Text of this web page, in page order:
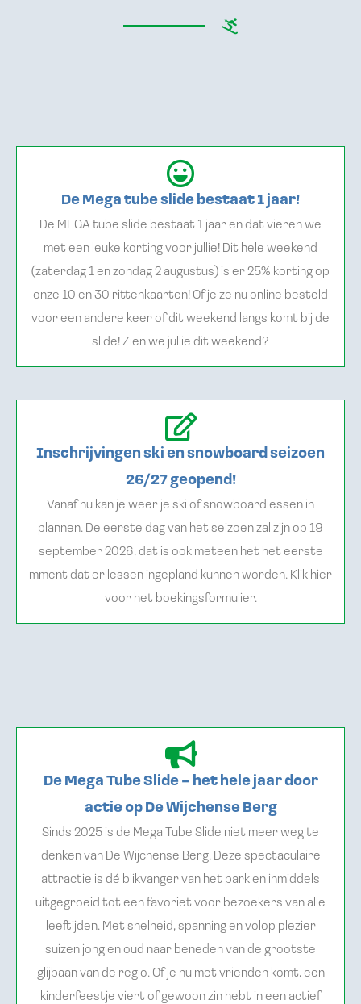
De Mega Tube Slide – het hele jaar door
actie op De Wijchense Berg
Sinds 2025 is de Mega Tube Slide niet meer weg te
denken van De Wijchense Berg. Deze spectaculaire
attractie is dé blikvanger van het park en inmiddels
uitgegroeid tot een favoriet voor bezoekers van alle
leeftijden. Met snelheid, spanning en volop plezier
suizen jong en oud naar beneden van de grootste
glijbaan van de regio. Of je nu met vrienden komt, een
kinderfeestje viert of gewoon zin hebt in een actief
De Mega tube slide bestaat 1 jaar!
De MEGA tube slide bestaat 1 jaar en dat vieren we
met een leuke korting voor jullie! Dit hele weekend
(zaterdag 1 en zondag 2 augustus) is er 25% korting op
onze 10 en 30 rittenkaarten! Of je ze nu online besteld
voor een andere keer of dit weekend langs komt bij de
slide! Zien we jullie dit weekend?
Inschrijvingen ski en snowboard seizoen
26/27 geopend!
Vanaf nu kan je weer je ski of snowboardlessen in
plannen. De eerste dag van het seizoen zal zijn op 19
september 2026, dat is ook meteen het het eerste
mment dat er lessen ingepland kunnen worden. Klik hier
voor het boekingsformulier.